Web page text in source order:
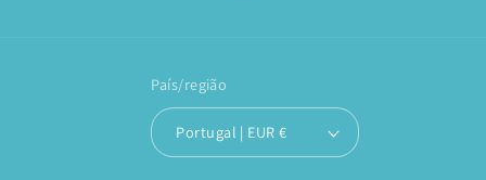
País/região
Portugal | EUR €